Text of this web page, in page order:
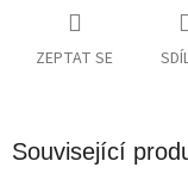
ZEPTAT SE
Související